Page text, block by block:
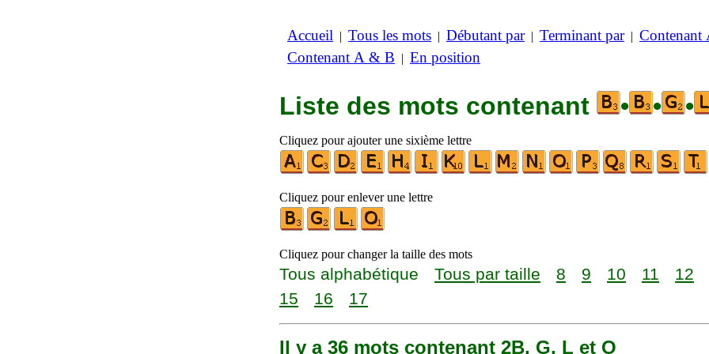
Accueil | Tous les mots | Débutant par| Terminant par| Contenant
Contenant A & B | En position
Liste des mots contenant • • •
Cliquez pour ajouter une sixième lettre
Cliquez pour enlever une lettre
Cliquez pour changer la taille des mots
Tous alphabétique Tous par taille 8 9 10 11 12
15
16 17
Il y a 36 mots contenant 2B, G, L et O